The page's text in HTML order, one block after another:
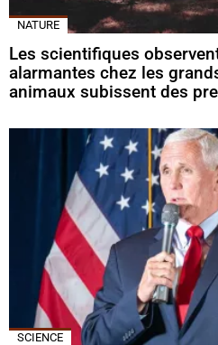
NATURE
Les scientifiques
alarmantes chez les
animaux subissent des
SCIENCE